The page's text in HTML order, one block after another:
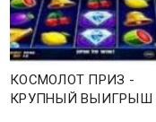
КОСМОЛОТ ПРИЗ -
КРУПНЫЙ ВЫИГРЫШ